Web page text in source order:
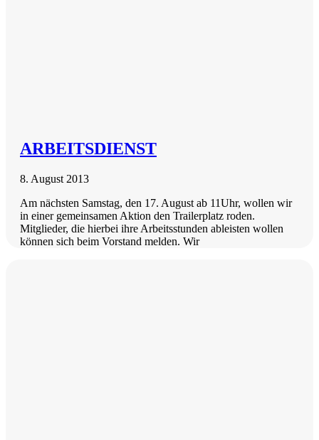
ARBEITSDIENST
8. August 2013
Am nächsten Samstag, den 17. August ab 11Uhr, wollen wir
in einer gemeinsamen Aktion den Trailerplatz roden.
Mitglieder, die hierbei ihre Arbeitsstunden ableisten wollen
können sich beim Vorstand melden. Wir